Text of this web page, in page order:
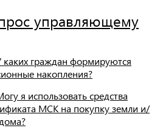
управляющему
каких граждан формируются
накопления?
я использовать средства
МСК на покупку земли и/